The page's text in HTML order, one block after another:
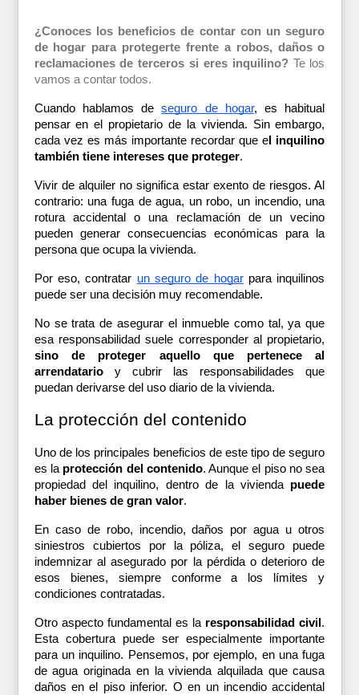
¿Conoces los beneficios de contar con un seguro
de hogar para protegerte frente a robos, daños o
reclamaciones de terceros si eres inquilino? Te los
vamos a contar todos.
Cuando hablamos de seguro de hogar, es habitual
pensar en el propietario de la vivienda. Sin embargo,
cada vez es más importante recordar que e l inquilino
también tiene intereses que proteger.
Vivir de alquiler no significa estar exento de riesgos. Al
contrario: una fuga de agua, un robo, un incendio, una
rotura accidental o una reclamación de un vecino
pueden generar consecuencias económicas para la
persona que ocupa la vivienda.
Por eso, contratar un seguro de hogar para inquilinos
puede ser una decisión muy recomendable.
No se trata de asegurar el inmueble como tal, ya que
sino de proteger aquello que pertenece al
arrendatario y cubrir las responsabilidades que
puedan derivarse del uso diario de la vivienda.
La protección del contenido
Uno de los principales beneficios de este tipo de seguro
es la protección del contenido. Aunque el piso no sea
propiedad del inquilino, dentro de la vivienda puede
haber bienes de gran valor.
En caso de robo, incendio, daños por agua u otros
siniestros cubiertos por la póliza, el seguro puede
indemnizar al asegurado por la pérdida o deterioro de
esos bienes, siempre conforme a los límites y
condiciones contratadas.
Otro aspecto fundamental es la responsabilidad civil .
Esta cobertura puede ser especialmente importante
para un inquilino. Pensemos, por ejemplo, en una fuga
de agua originada en la vivienda alquilada que causa
daños en el piso inferior. O en un incendio accidental